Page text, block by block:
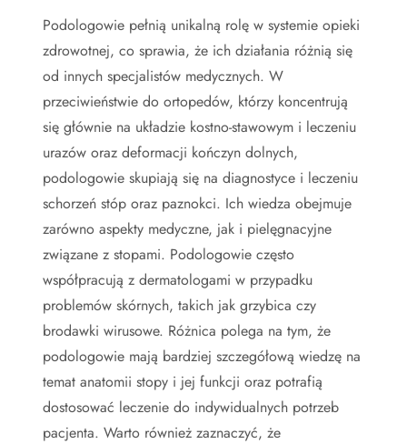
Podologowie pełnią unikalną rolę w systemie opieki
zdrowotnej, co sprawia, że ich działania różnią się
od innych specjalistów medycznych. W
przeciwieństwie do ortopedów, którzy koncentrują
się głównie na układzie kostno-stawowym i leczeniu
urazów oraz deformacji kończyn dolnych,
podologowie skupiają się na diagnostyce i leczeniu
schorzeń stóp oraz paznokci. Ich wiedza obejmuje
zarówno aspekty medyczne, jak i pielęgnacyjne
związane z stopami. Podologowie często
współpracują z dermatologami w przypadku
problemów skórnych, takich jak grzybica czy
brodawki wirusowe. Różnica polega na tym, że
podologowie mają bardziej szczegółową wiedzę na
temat anatomii stopy i jej funkcji oraz potrafią
dostosować leczenie do indywidualnych potrzeb
pacjenta. Warto również zaznaczyć, że